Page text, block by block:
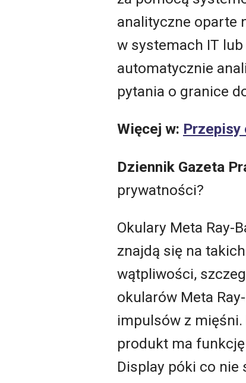
analityczne oparte
w systemach IT
automatycznie
pytania o granice
Więcej w: Przepisy
Dziennik Gazeta
prywatności?
Okulary Meta Ray-
znajdą się na
wątpliwości,
okularów Meta
impulsów z mięśni.
produkt ma
Display póki co nie